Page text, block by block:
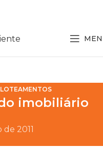
imobiliário
2011